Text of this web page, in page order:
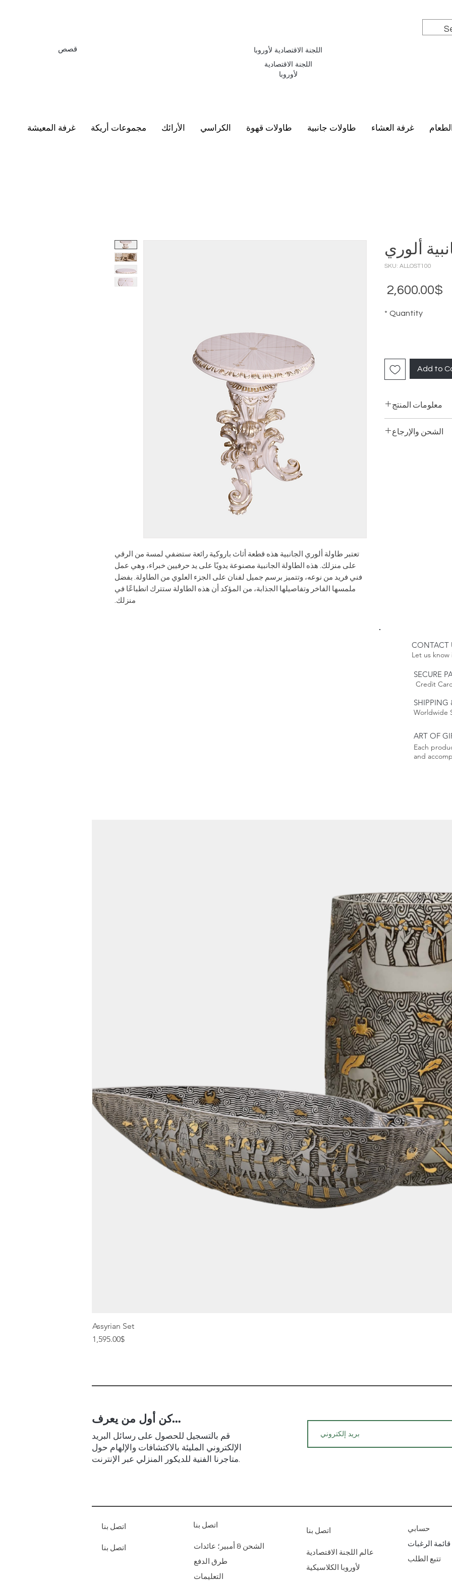
قصص
اللجنة الاقتصادية لأوروبا
اللجنة الاقتصادية
لأوروبا
غرفة المعيشة مجموعات أريكة الأرائك الكراسي طاولات قهوة طاولات جانبية غرفة العشاء
تعتبر طاولة ألوري الجانبية هذه قطعة أثاث باروكية رائعة ستضفي لمسة من الرقي
على منزلك. هذه الطاولة الجانبية مصنوعة يدويًا على يد حرفيين خبراء، وهي عمل
فني فريد من نوعه، وتتميز برسم جميل لفنان على الجزء العلوي من الطاولة. بفضل
ملمسها الفاخر وتفاصيلها الجذابة، من المؤكد أن هذه الطاولة ستترك انطباعًا في
منزلك.
ألوري
SKU: ALLOST100
2,600.00$
Quantity
*
Add to
معلومات المنتج
الشحن والإرجاع
CONTACT
Let us know
SECURE
Credit
SHIPPING
Worldwide
ART OF
Each
and
Assyrian Set
Price
1,595.00$
كن أول من يعرف…
قم بالتسجيل للحصول على رسائل البريد
الإلكتروني المليئة بالاكتشافات والإلهام حول
متاجرنا الفنية للديكور المنزلي عبر الإنترنت.
الشحن & أمبير؛ عائدات
طرق الدفع
التعليمات
عالم اللجنة الاقتصادية
لأوروبا الكلاسيكية